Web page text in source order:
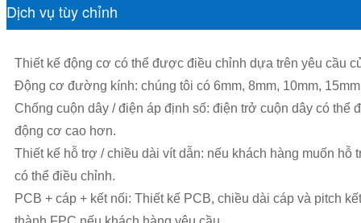
Dịch vụ tùy chỉnh
Thiết kế động cơ có thể được điều chỉnh dựa trên yêu cầu
Động cơ đường kính: chúng tôi có 6mm, 8mm, 10mm,
Chống cuộn dây / điện áp định số: điện trở cuộn dây có
động cơ cao hơn.
Thiết kế hỗ trợ / chiều dài vít dẫn: nếu khách hàng muốn
có thể điều chỉnh.
PCB + cáp + kết nối: Thiết kế PCB, chiều dài cáp và pitch